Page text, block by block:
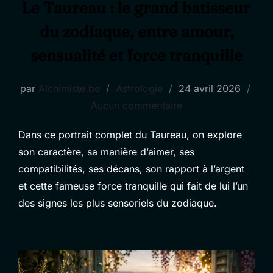
par Alchimiste.be Astrologie
Publié
le
24 avril 2026
Aucun commentaire
Dans ce portrait complet du Taureau, on explore
son caractère, sa manière d’aimer, ses
compatibilités, ses décans, son rapport à l’argent
et cette fameuse force tranquille qui fait de lui l’un
des signes les plus sensoriels du zodiaque.